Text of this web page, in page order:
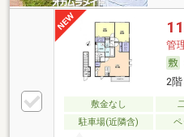
11
管
2階
敷金なし
駐車場(近隣含)
ペ